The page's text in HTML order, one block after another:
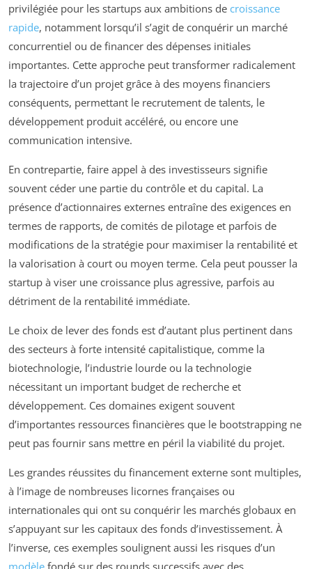
privilégiée pour les startups aux ambitions de croissance
rapide, notamment lorsqu’il s’agit de conquérir un marché
concurrentiel ou de financer des dépenses initiales
importantes. Cette approche peut transformer radicalement
la trajectoire d’un projet grâce à des moyens financiers
conséquents, permettant le recrutement de talents, le
développement produit accéléré, ou encore une
communication intensive.
En contrepartie, faire appel à des investisseurs signifie
souvent céder une partie du contrôle et du capital. La
présence d’actionnaires externes entraîne des exigences en
termes de rapports, de comités de pilotage et parfois de
modifications de la stratégie pour maximiser la rentabilité et
la valorisation à court ou moyen terme. Cela peut pousser la
startup à viser une croissance plus agressive, parfois au
détriment de la rentabilité immédiate.
Le choix de lever des fonds est d’autant plus pertinent dans
des secteurs à forte intensité capitalistique, comme la
biotechnologie, l’industrie lourde ou la technologie
nécessitant un important budget de recherche et
développement. Ces domaines exigent souvent
d’importantes ressources financières que le bootstrapping ne
peut pas fournir sans mettre en péril la viabilité du projet.
Les grandes réussites du financement externe sont multiples,
à l’image de nombreuses licornes françaises ou
internationales qui ont su conquérir les marchés globaux en
s’appuyant sur les capitaux des fonds d’investissement. À
l’inverse, ces exemples soulignent aussi les risques d’un